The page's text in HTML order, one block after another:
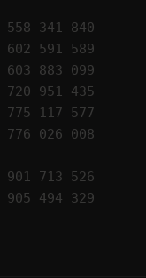
558 341 840
602 591 589
603 883 099
720 951 435
775 117 577
776 026 008
901 713 526
905 494 329